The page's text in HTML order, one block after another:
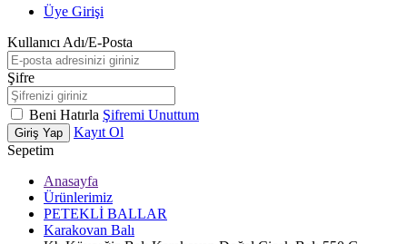
Üye Girişi
Kullanıcı Adı/E-Posta
Şifre
Beni Hatırla Şifremi Unuttum
Giriş Yap
Kayıt Ol
Sepetim
Anasayfa
Ürünlerimiz
PETEKLİ BALLAR
Karakovan Balı